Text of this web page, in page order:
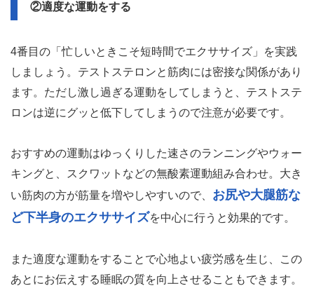
②適度な運動をする
4番目の「忙しいときこそ短時間でエクササイズ」を実践
しましょう。テストステロンと筋肉には密接な関係があり
ます。ただし激し過ぎる運動をしてしまうと、テストステ
ロンは逆にグッと低下してしまうので注意が必要です。
おすすめの運動はゆっくりした速さのランニングやウォー
キングと、スクワットなどの無酸素運動組み合わせ。大き
い筋肉の方が筋量を増やしやすいので、 お尻や大腿筋な
ど下半身のエクササイズを中心に行うと効果的です。
また適度な運動をすることで心地よい疲労感を生じ、この
あとにお伝えする睡眠の質を向上させることもできます。